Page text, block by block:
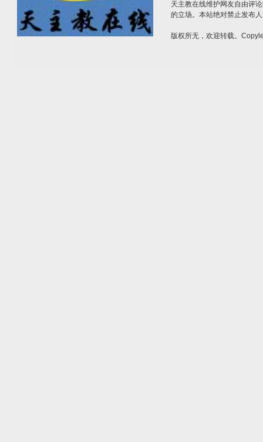
天主教在线维护网友自由评
的立场。本站绝对禁止发布
版权所无，欢迎转载。